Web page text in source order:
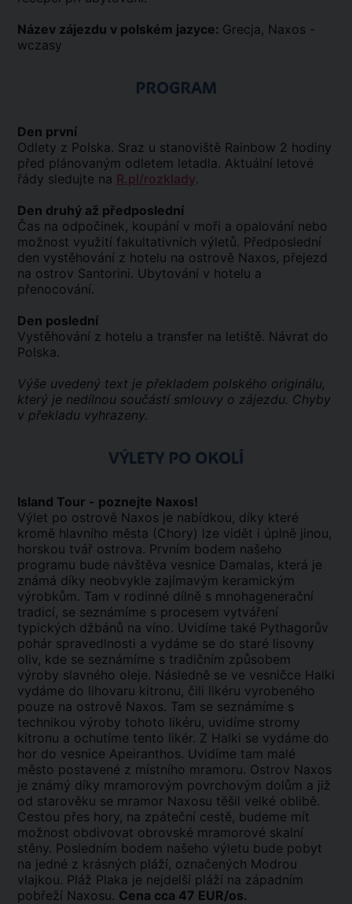
Název zájezdu v polském jazyce: Grecja, Naxos -
wczasy
PROGRAM
Den první
Odlety z Polska. Sraz u stanoviště Rainbow 2 hodiny
před plánovaným odletem letadla. Aktuální letové
řády sledujte na R.pl/rozklady.
Den druhý až předposlední
Čas na odpočinek, koupání v moři a opalování nebo
možnost využití fakultativních výletů. Předposlední
den vystěhování z hotelu na ostrově Naxos, přejezd
na ostrov Santorini. Ubytování v hotelu a
přenocování.
Den poslední
Vystěhování z hotelu a transfer na letiště. Návrat do
Polska.
Výše uvedený text je překladem polského originálu,
který je nedílnou součástí smlouvy o zájezdu. Chyby
v překladu vyhrazeny.
VÝLETY PO OKOLÍ
Island Tour - poznejte Naxos!
Výlet po ostrově Naxos je nabídkou, díky které
kromě hlavního města (Chory) lze vidět i úplně jinou,
horskou tvář ostrova. Prvním bodem našeho
programu bude návštěva vesnice Damalas, která je
známá díky neobvykle zajímavým keramickým
výrobkům. Tam v rodinné dílně s mnohagenerační
tradicí, se seznámíme s procesem vytváření
typických džbánů na víno. Uvidíme také Pythagorův
pohár spravedlnosti a vydáme se do staré lisovny
oliv, kde se seznámíme s tradičním způsobem
výroby slavného oleje. Následně se ve vesničce Halki
vydáme do lihovaru kitronu, čili likéru vyrobeného
pouze na ostrově Naxos. Tam se seznámíme s
technikou ​​výroby tohoto likéru, uvidíme stromy
kitronu a ochutíme tento likér. Z Halki se vydáme do
hor do vesnice Apeiranthos. Uvidíme tam malé
město postavené z místního mramoru. Ostrov Naxos
je známý díky mramorovým povrchovým dolům a již
od starověku se mramor Naxosu těšil velké oblibě.
Cestou přes hory, na zpáteční cestě, budeme mít
možnost obdivovat obrovské mramorové skalní
stěny. Posledním bodem našeho výletu bude pobyt
na jedné z krásných pláží, označených Modrou
vlajkou. Pláž Plaka je nejdelší pláží na západním
pobřeží Naxosu. Cena cca 47 EUR/os.